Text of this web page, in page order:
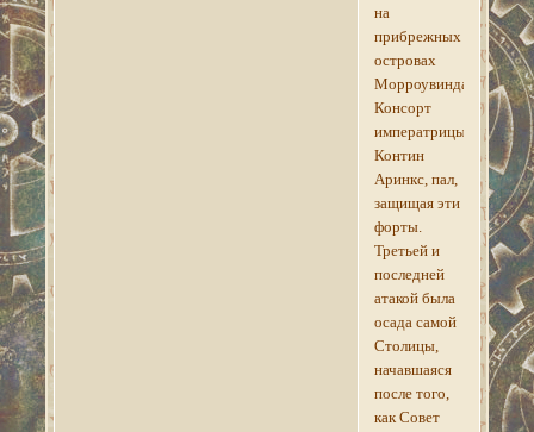
на
прибрежных
островах
Морроувинда.
Консорт
императрицы,
Контин
Аринкс, пал,
защищая эти
форты.
Третьей и
последней
атакой была
осада самой
Столицы,
начавшаяся
после того,
как Совет